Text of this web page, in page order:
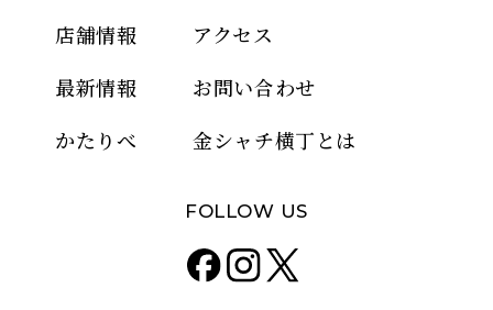
店舗情報
アクセス
最新情報
お問い合わせ
かたりべ
金シャチ横丁とは
FOLLOW US